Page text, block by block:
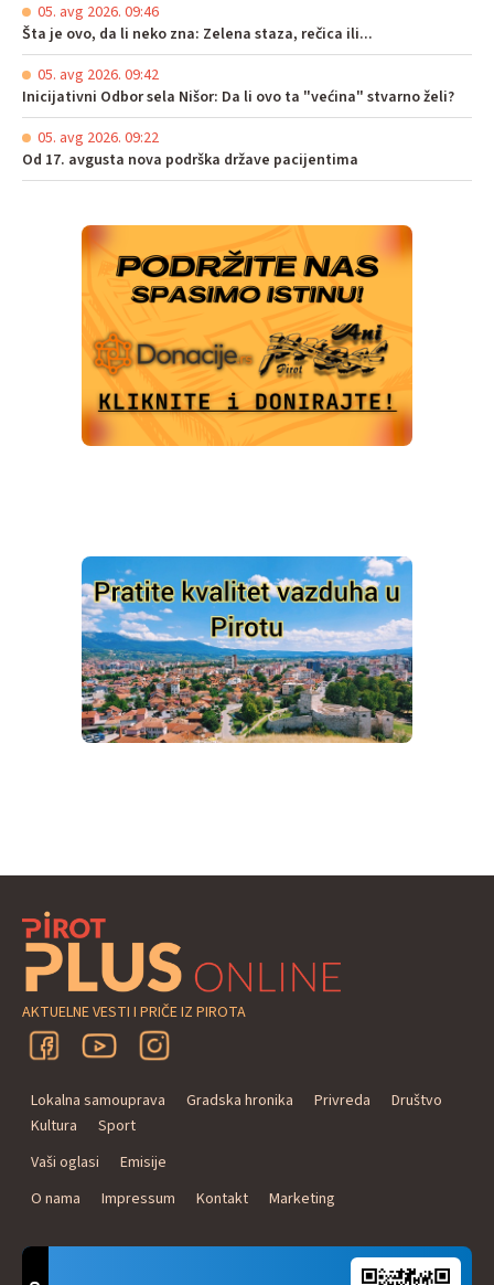
05. avg 2026. 09:46
Šta je ovo, da li neko zna: Zelena staza, rečica ili...
05. avg 2026. 09:42
Inicijativni Odbor sela Nišor: Da li ovo ta "većina" stvarno želi?
05. avg 2026. 09:22
Od 17. avgusta nova podrška države pacijentima
AKTUELNE VESTI I PRIČE IZ PIROTA
Lokalna samouprava Gradska hronika Privreda
Društvo
Kultura
Sport
Vaši oglasi
Emisije
O nama
Impressum Kontakt Marketing